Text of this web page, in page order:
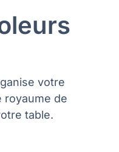
votre
royaume de
table.